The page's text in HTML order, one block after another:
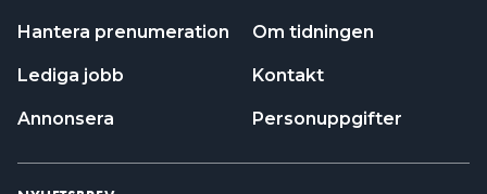
Hantera prenumeration
Lediga jobb
Annonsera
Om tidningen
Kontakt
Personuppgifter